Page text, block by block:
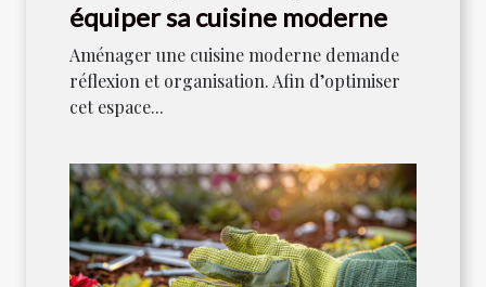
équiper sa cuisine moderne
Aménager une cuisine moderne demande
réflexion et organisation. Afin d’optimiser
cet espace...